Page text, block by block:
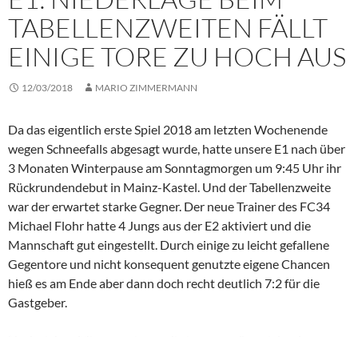
TABELLENZWEITEN FÄLLT
EINIGE TORE ZU HOCH AUS
12/03/2018 MARIO ZIMMERMANN
Da das eigentlich erste Spiel 2018 am letzten Wochenende
wegen Schneefalls abgesagt wurde, hatte unsere E1 nach über
3 Monaten Winterpause am Sonntagmorgen um 9:45 Uhr ihr
Rückrundendebut in Mainz-Kastel. Und der Tabellenzweite
war der erwartet starke Gegner. Der neue Trainer des FC34
Michael Flohr hatte 4 Jungs aus der E2 aktiviert und die
Mannschaft gut eingestellt. Durch einige zu leicht gefallene
Gegentore und nicht konsequent genutzte eigene Chancen
hieß es am Ende aber dann doch recht deutlich 7:2 für die
Gastgeber.